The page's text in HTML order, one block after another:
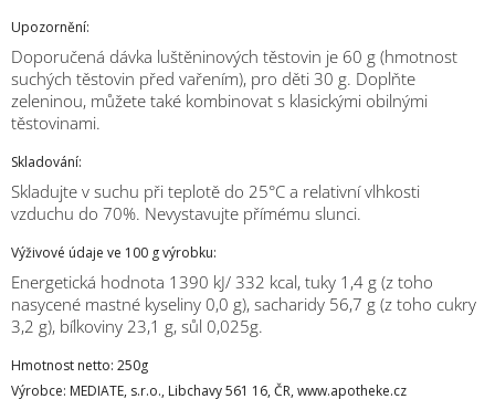
Upozornění:
Doporučená dávka luštěninových těstovin je 60 g (hmotnost
suchých těstovin před vařením), pro děti 30 g. Doplňte
zeleninou, můžete také kombinovat s klasickými obilnými
těstovinami.
Skladování:
Skladujte v suchu při teplotě do 25°C a relativní vlhkosti
vzduchu do 70%. Nevystavujte přímému slunci.
Výživové údaje ve 100 g výrobku:
Energetická hodnota 1390 kJ/ 332 kcal, tuky 1,4 g (z toho
nasycené mastné kyseliny 0,0 g), sacharidy 56,7 g (z toho cukry
3,2 g), bílkoviny 23,1 g, sůl 0,025g.
Hmotnost netto: 250g
Výrobce: MEDIATE, s.r.o., Libchavy 561 16, ČR, www.apotheke.cz